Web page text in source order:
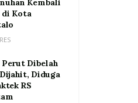
Kembali
di Kota
Perut Dibelah
Diduga
RS